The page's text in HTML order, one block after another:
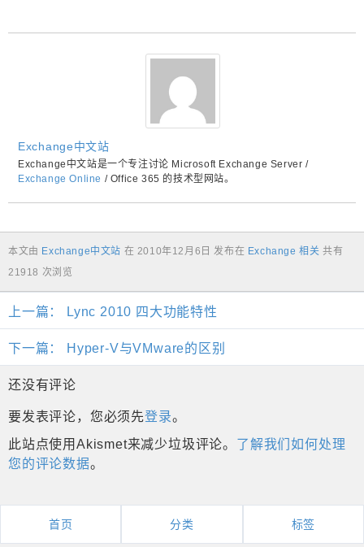
Exchange中文站
Exchange中文站是一个专注讨论 Microsoft Exchange Server /
Exchange Online / Office 365 的技术型网站。
本文由 Exchange中文站 在 2010年12月6日 发布在 Exchange 相关 共有
21918 次浏览
上一篇： Lync 2010 四大功能特性
下一篇： Hyper-V与VMware的区别
还没有评论
要发表评论，您必须先登录。
此站点使用Akismet来减少垃圾评论。 了解我们如何处理
您的评论数据。
首页 分类 标签